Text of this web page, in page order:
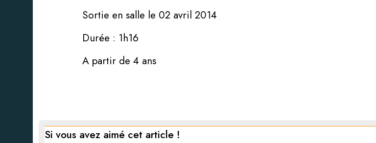
Sortie en salle le 02 avril 2014
Durée : 1h16
A partir de 4 ans
Si vous avez aimé cet article !